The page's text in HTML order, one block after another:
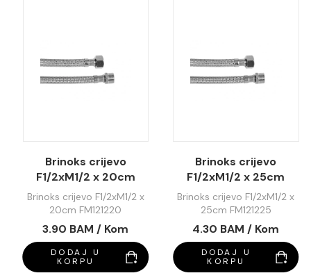
Brinoks crijevo
F1/2xM1/2 x 20cm
FM121220
Brinoks crijevo F1/2xM1/2 x
20cm FM121220
3.90 BAM / Kom
DODAJ U
KORPU
Brinoks crijevo
F1/2xM1/2 x 25cm
FM121225
Brinoks crijevo F1/2xM1/2 x
25cm FM121225
4.30 BAM / Kom
DODAJ U
KORPU